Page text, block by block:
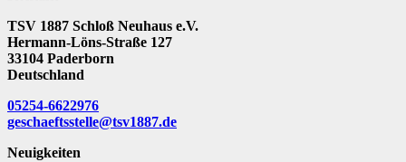
TSV 1887 Schloß Neuhaus e.V.
Hermann-Löns-Straße 127
33104 Paderborn
Deutschland
05254-6622976
geschaeftsstelle@tsv1887.de
Neuigkeiten